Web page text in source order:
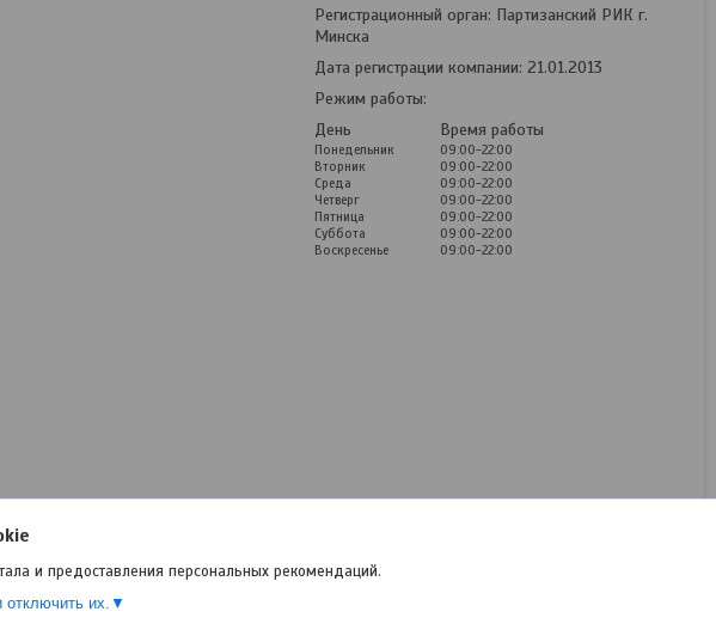
Регистрационный орган: Партизанский РИК г.
Минска
Дата регистрации компании: 21.01.2013
Режим работы:
День
Время работы
Понедельник
09:00-22:00
Вторник
09:00-22:00
Среда
09:00-22:00
Четверг
09:00-22:00
Пятница
09:00-22:00
Суббота
09:00-22:00
Воскресенье
09:00-22:00
Нет в наличии
и предоставления персональных рекомендаций.
их.